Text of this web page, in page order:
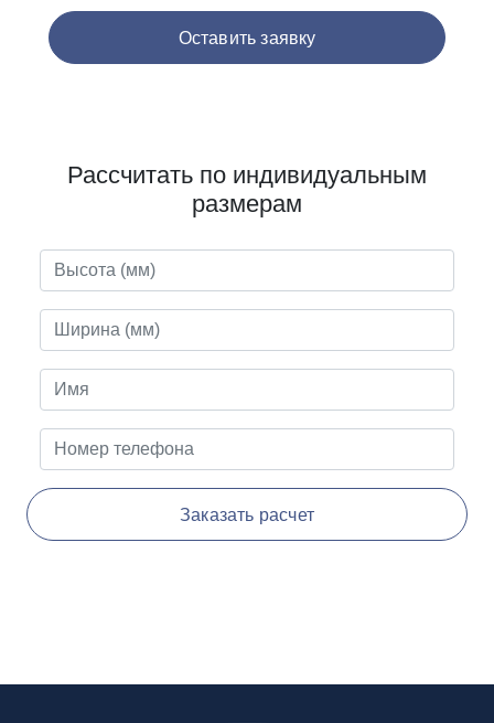
Рассчитать по индивидуальным
размерам
Заказать расчет
Оставить заявку